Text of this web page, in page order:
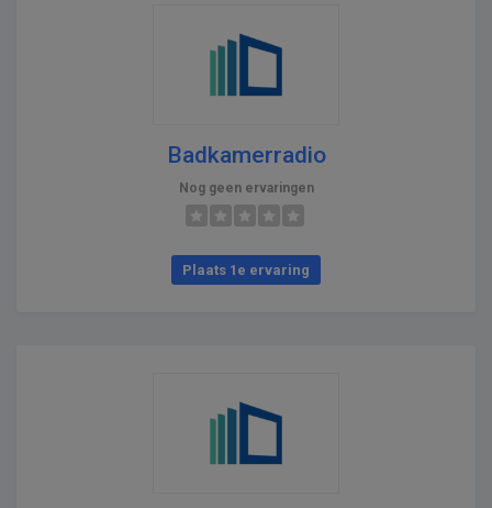
Badkamerradio
Nog geen ervaringen
Plaats 1e ervaring